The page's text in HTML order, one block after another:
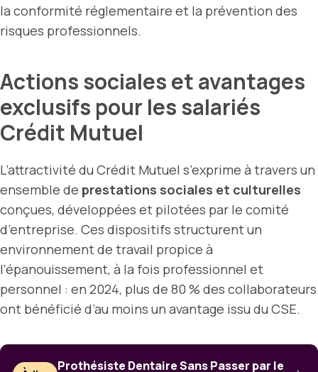
la conformité réglementaire et la prévention des
risques professionnels.
Actions sociales et avantages
exclusifs pour les salariés
Crédit Mutuel
L’attractivité du Crédit Mutuel s’exprime à travers un
ensemble de prestations sociales et culturelles
conçues, développées et pilotées par le comité
d’entreprise. Ces dispositifs structurent un
environnement de travail propice à
l’épanouissement, à la fois professionnel et
personnel : en 2024, plus de 80 % des collaborateurs
ont bénéficié d’au moins un avantage issu du CSE.
Prothésiste Dentaire Sans Passer par le